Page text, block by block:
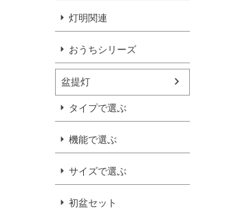
灯明関連
おうちシリーズ
盆提灯
タイプで選ぶ
機能で選ぶ
サイズで選ぶ
初盆セット